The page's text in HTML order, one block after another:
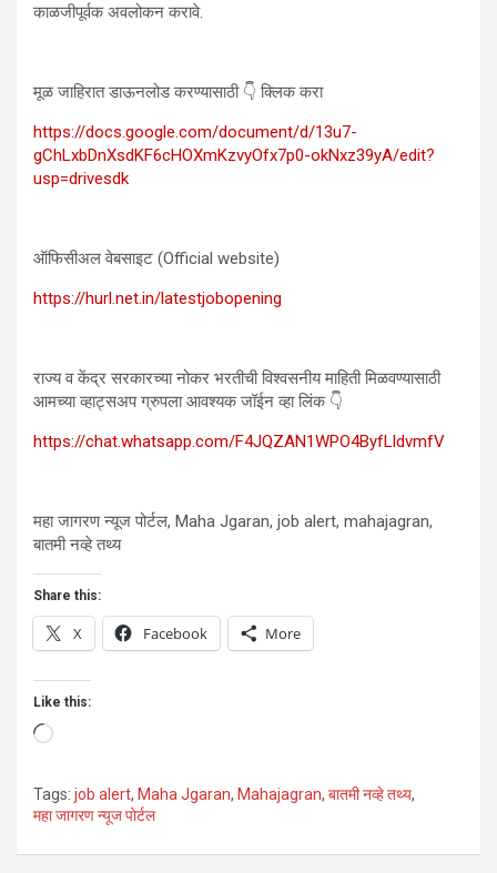
काळजीपूर्वक अवलोकन करावे.
मूळ जाहिरात डाऊनलोड करण्यासाठी 👇 क्लिक करा
https://docs.google.com/document/d/13u7-
gChLxbDnXsdKF6cHOXmKzvyOfx7p0-okNxz39yA/edit?
usp=drivesdk
ऑफिसीअल वेबसाइट (Official website)
https://hurl.net.in/latestjobopening
राज्य व केंद्र सरकारच्या नोकर भरतीची विश्वसनीय माहिती मिळवण्यासाठी
आमच्या व्हाट्सअप ग्रुपला आवश्यक जॉईन व्हा लिंक 👇
https://chat.whatsapp.com/F4JQZAN1WPO4ByfLldvmfV
महा जागरण न्यूज पोर्टल, Maha Jgaran, job alert, mahajagran,
बातमी नव्हे तथ्य
Share this:
X Facebook More
Like this:
Loading…
Tags: job alert, Maha Jgaran, Mahajagran, बातमी नव्हे तथ्य,
महा जागरण न्यूज पोर्टल